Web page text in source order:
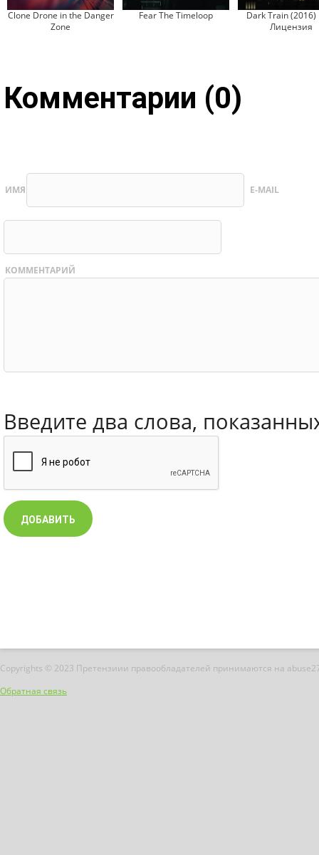
Clone Drone in the Danger
Zone
Fear The Timeloop
Dark Train (2016)
Лицензия
Комментарии (0)
ИМЯ E-MAIL
КОММЕНТАРИЙ
Введите два слова,
Copyrights © 2023 Претензиии правообладателей принимаются на
Обратная связь